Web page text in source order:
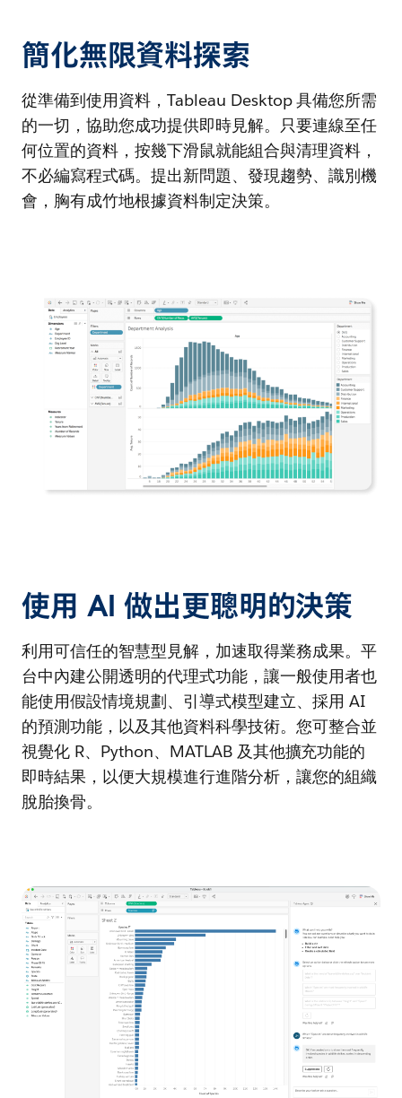
簡化無限資料探索
從準備到使用資料，Tableau Desktop 具備您所需
的一切，協助您成功提供即時見解。只要連線至任
何位置的資料，按幾下滑鼠就能組合與清理資料，
不必編寫程式碼。提出新問題、發現趨勢、識別機
會，胸有成竹地根據資料制定決策。
使用 AI 做出更聰明的決策
利用可信任的智慧型見解，加速取得業務成果。平
台中內建公開透明的代理式功能，讓一般使用者也
能使用假設情境規劃、引導式模型建立、採用 AI
的預測功能，以及其他資料科學技術。您可整合並
視覺化 R、Python、MATLAB 及其他擴充功能的
即時結果，以便大規模進行進階分析，讓您的組織
脫胎換骨。